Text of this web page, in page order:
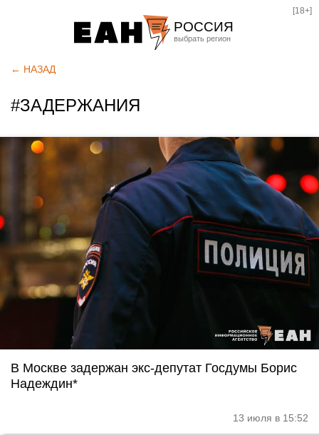
РОССИЯ
Оренбург
[18+]
← НАЗАД
#ЗАДЕРЖАНИЯ
В Москве задержан экс-депутат Госдумы Борис
Надеждин*
13 июля в 15:52